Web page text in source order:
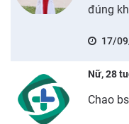
đúng
17/
Nữ, 28
Chao